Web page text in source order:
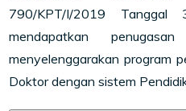
790/KPT/I/2019
mendapatkan
menyelenggarakan program
Doktor dengan sistem